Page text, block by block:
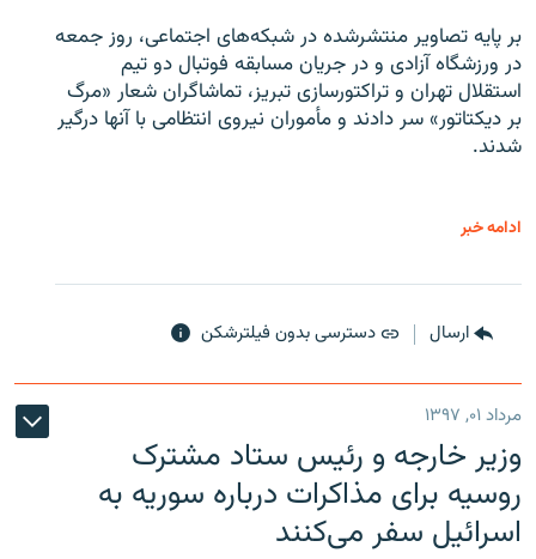
بر پایه تصاویر منتشرشده در شبکه‌های اجتماعی، روز جمعه
در ورزشگاه آزادی و در جریان مسابقه فوتبال دو تیم
استقلال تهران و تراکتورسازی تبریز، تماشاگران شعار «مرگ
بر دیکتاتور» سر دادند و مأموران نیروی انتظامی با آنها درگیر
شدند.
ادامه خبر
ارسال دسترسی بدون فیلترشکن
مرداد ۰۱, ۱۳۹۷
وزیر خارجه و رئیس‌ ستاد مشترک
روسیه برای مذاکرات درباره سوریه به
اسرائیل سفر می‌کنند